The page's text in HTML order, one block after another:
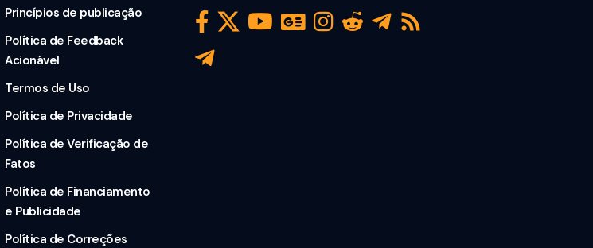
Princípios de publicação
Política de Feedback
Acionável
Termos de Uso
Política de Privacidade
Política de Verificação de
Fatos
Política de Financiamento
e Publicidade
Política de Correções